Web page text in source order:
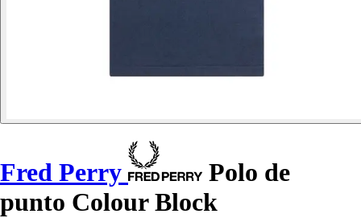
Fred Perry
Polo de
punto Colour Block